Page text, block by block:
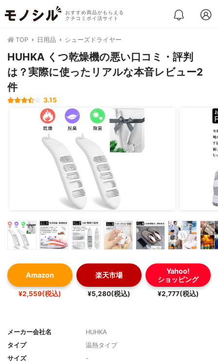
おすすめ商品がもらえる
クチコミポイ活サイト
TOP 日用品 シューズドライヤー
HUHKA くつ乾燥機の悪い口コミ・評判
は？実際に使ったリアルな本音レビュー2
件
3.15
Amazon
¥2,559(税込)
楽天市場
¥5,280(税込)
Yahoo!
ショッピング
¥2,777(税込)
メーカー会社名
HUHKA
タイプ
温熱タイプ
サイズ
-